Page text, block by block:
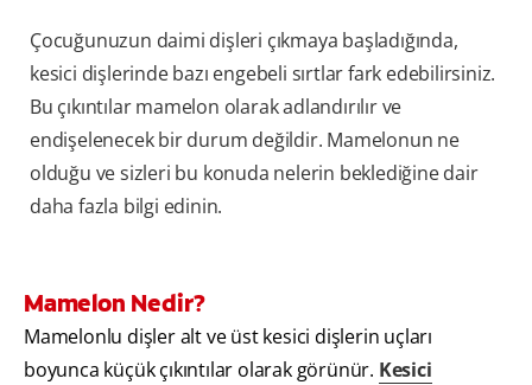
Çocuğunuzun daimi dişleri çıkmaya başladığında,
kesici dişlerinde bazı engebeli sırtlar fark edebilirsiniz.
Bu çıkıntılar mamelon olarak adlandırılır ve
endişelenecek bir durum değildir. Mamelonun ne
olduğu ve sizleri bu konuda nelerin beklediğine dair
daha fazla bilgi edinin.
Mamelon Nedir?
Mamelonlu dişler alt ve üst kesici dişlerin uçları
boyunca küçük çıkıntılar olarak görünür. Kesici